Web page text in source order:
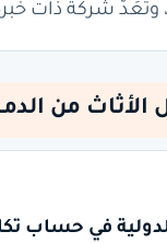
وتُعَدّ شركة ذات
من
في حساب